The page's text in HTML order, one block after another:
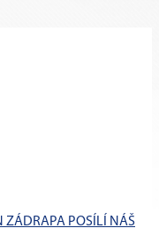
ZÁDRAPA POSÍLÍ NÁŠ